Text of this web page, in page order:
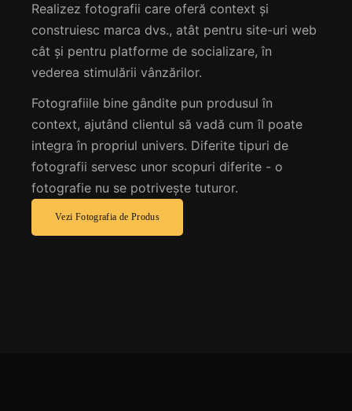
Realizez fotografii care oferă context și
construiesc marca dvs., atât pentru site-uri web
cât și pentru platforme de socializare, în
vederea stimulării vânzărilor.
Fotografiile bine gândite pun produsul în
context, ajutând clientul să vadă cum îl poate
integra în propriul univers. Diferite tipuri de
fotografii servesc unor scopuri diferite - o
fotografie nu se potrivește tuturor.
Vezi Fotografia de Produs